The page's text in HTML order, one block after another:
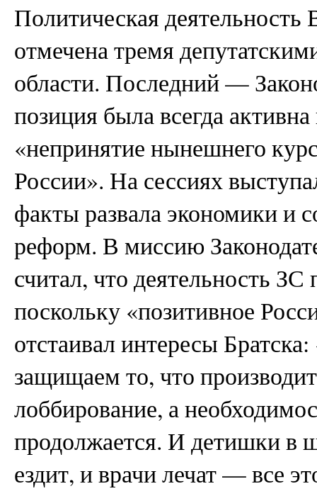
Политическая
отмечена тремя
области. Последний —
позиция была всегда
«непринятие нынешнего
России». На сессиях
факты развала экономики и
реформ. В миссию
считал, что деятельность
поскольку «позитивное
отстаивал интересы
защищаем то, что
лоббирование, а
продолжается. И детишки в
ездит, и врачи лечат — все